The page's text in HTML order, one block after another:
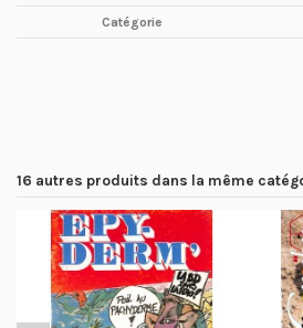
Catégorie
16 autres produits dans la même